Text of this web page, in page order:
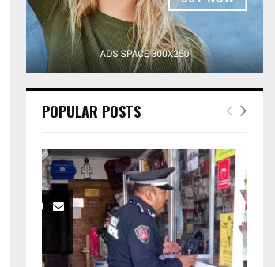
POPULAR POSTS